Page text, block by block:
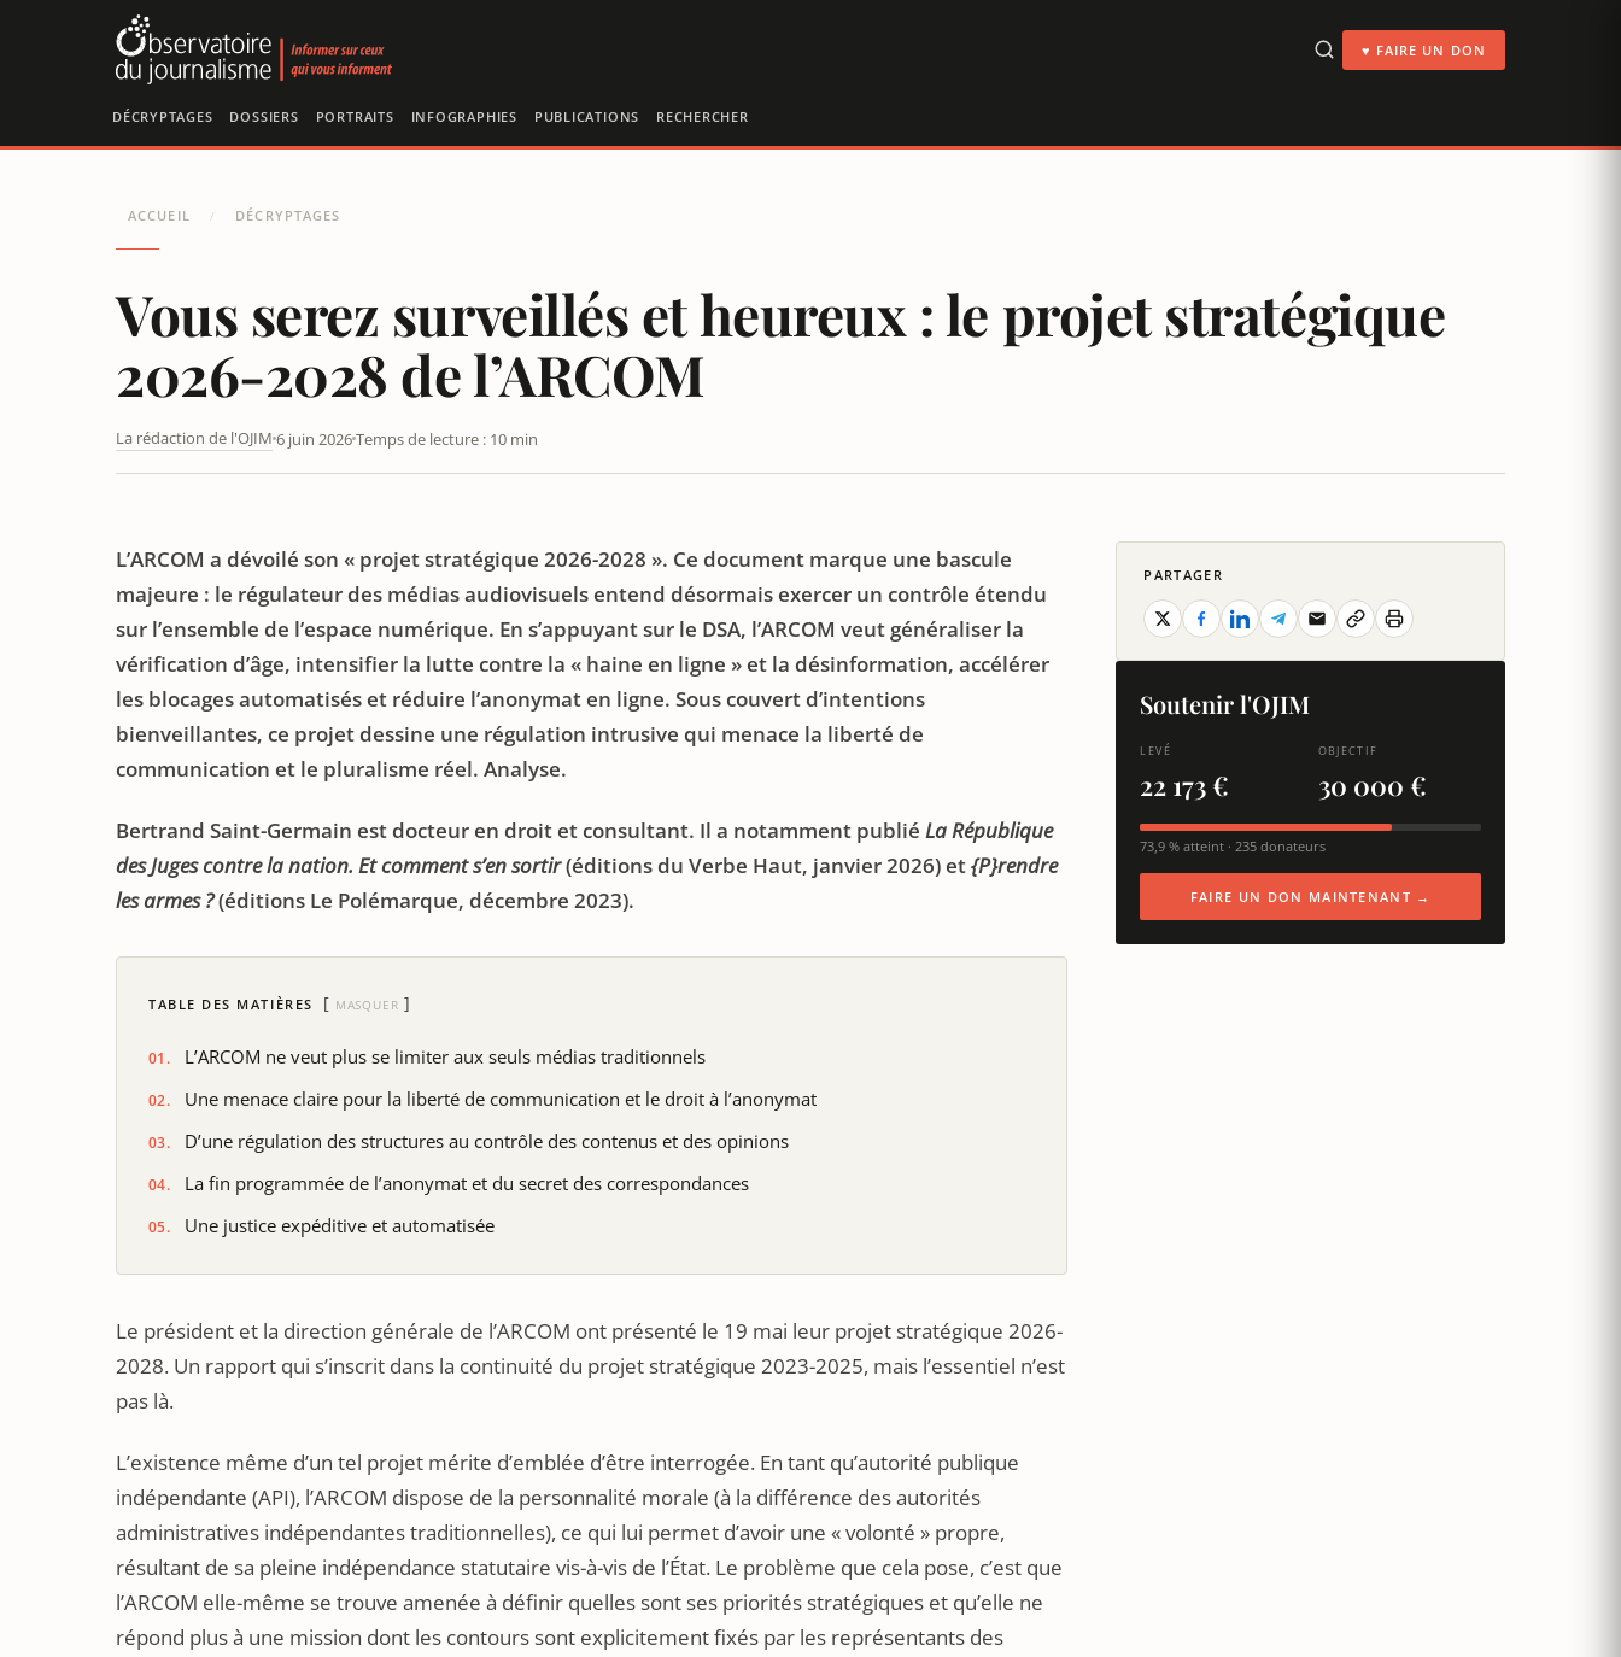
♥ FAIRE UN DON
DÉCRYPTAGES DOSSIERS PORTRAITS INFOGRAPHIES PUBLICATIONS RECHERCHER
ACCUEIL / DÉCRYPTAGES
Vous serez surveillés et heureux : le projet stratégique
2026-2028 de l’ARCOM
La rédaction de l'OJIM 6 juin 2026Temps de lecture : 10 min
VOUS SEREZ SURVEILLÉS ET HEUREUX : LE PROJET STRATÉGIQUE 2026-2028 DE L’ARCOM
L’ARCOM a dévoilé son « projet stratégique 2026-2028 ». Ce document marque une bascule
majeure : le régulateur des médias audiovisuels entend désormais exercer un contrôle étendu
sur l’ensemble de l’espace numérique. En s’appuyant sur le DSA, l’ARCOM veut généraliser la
vérification d’âge, intensifier la lutte contre la « haine en ligne » et la désinformation, accélérer
les blocages automatisés et réduire l’anonymat en ligne. Sous couvert d’intentions
bienveillantes, ce projet dessine une régulation intrusive qui menace la liberté de
communication et le pluralisme réel. Analyse.
Bertrand Saint-Germain est docteur en droit et consultant. Il a notamment publié La République
des Juges contre la nation. Et comment s’en sortir(éditions du Verbe Haut, janvier 2026) et{P}rendre
les armes ?(éditions Le Polémarque, décembre 2023).
TABLE DES MATIÈRES MASQUER
L’ARCOM ne veut plus se limiter aux seuls médias traditionnels
Une menace claire pour la liberté de communication et le droit à l’anonymat
D’une régulation des structures au contrôle des contenus et des opinions
La fin programmée de l’anonymat et du secret des correspondances
Une justice expéditive et automatisée
Le président et la direction générale de l’ARCOM ont présenté le 19 mai leur projet stratégique 2026-
2028. Un rapport qui s’inscrit dans la continuité du projet stratégique 2023-2025, mais l’essentiel n’est
pas là.
L’existence même d’un tel projet mérite d’emblée d’être interrogée. En tant qu’autorité publique
indépendante (API), l’ARCOM dispose de la personnalité morale (à la différence des autorités
administratives indépendantes traditionnelles), ce qui lui permet d’avoir une « volonté » propre,
résultant de sa pleine indépendance statutaire vis-à-vis de l’État. Le problème que cela pose, c’est que
l’ARCOM elle-même se trouve amenée à définir quelles sont ses priorités stratégiques et qu’elle ne
répond plus à une mission dont les contours sont explicitement fixés par les représentants des
PARTAGER
Soutenir l'OJIM
LEVÉ
22 173 €
OBJECTIF
30 000 €
73,9 % atteint · 235 donateurs
FAIRE UN DON MAINTENANT →
Panneau de gestion des cookies